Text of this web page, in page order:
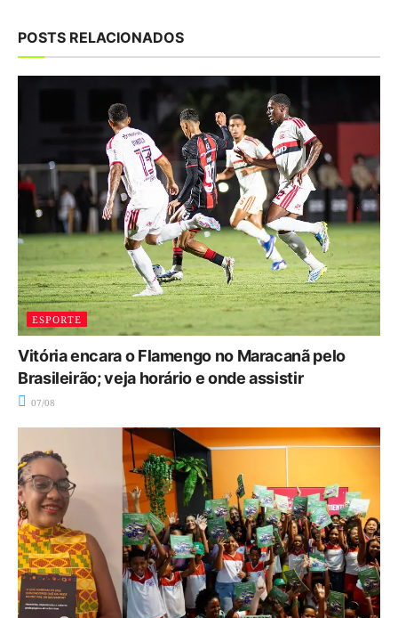
POSTS RELACIONADOS
ESPORTE
Vitória encara o Flamengo no Maracanã pelo
Brasileirão; veja horário e onde assistir
07/08